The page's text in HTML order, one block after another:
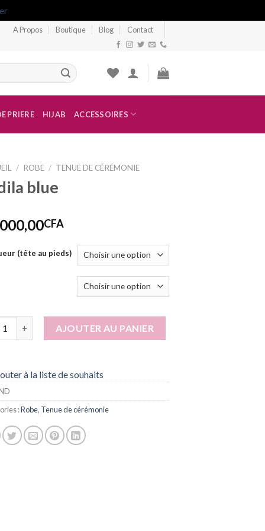
A Propos Boutique Blog Contact
PRIERE HIJAB ACCESSOIRES
/ ROBE / TENUE DE CÉRÉMONIE
blue
CFA
(tête au pieds)
AJOUTER AU PANIER
à la liste de souhaits
:Robe, Tenue de cérémonie